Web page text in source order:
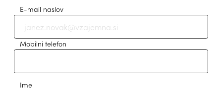
E-mail naslov
Mobilni telefon
Ime